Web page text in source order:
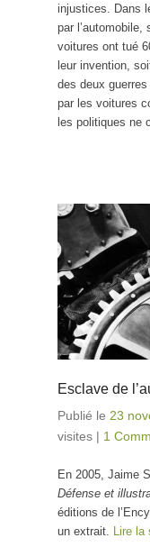
injustices. Dans
par l’automobile,
voitures ont tué
leur invention,
des deux
par les voitures
les politiques ne
Esclave de
Publié le 23
visites | 1
En 2005, Jaime
Défense et
éditions de
un extrait. Lire la